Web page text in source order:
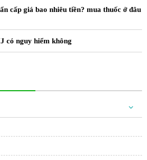
cấp giá bao nhiêu tiền? mua thuốc ở đâu
có nguy hiểm không